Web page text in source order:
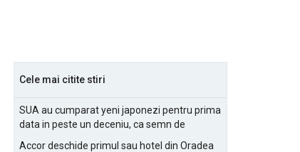
Cele mai citite stiri
SUA au cumparat yeni japonezi pentru prima
data in peste un deceniu, ca semn de
Accor deschide primul sau hotel din Oradea